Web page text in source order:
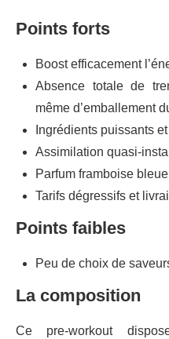
Points forts
Boost efficacement
Absence totale de
même d’emballement
Ingrédients puissants
Assimilation quasi-
Parfum framboise
Tarifs dégressifs et
Points faibles
Peu de choix de
La composition
Ce pre-workout